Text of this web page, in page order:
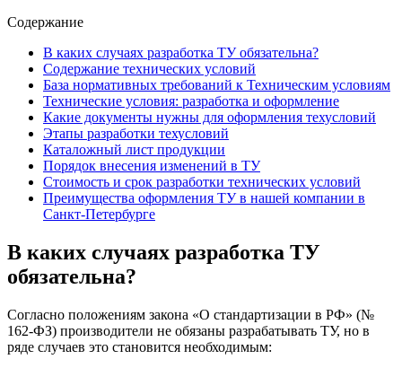
Содержание
В каких случаях разработка ТУ обязательна?
Содержание технических условий
База нормативных требований к Техническим условиям
Технические условия: разработка и оформление
Какие документы нужны для оформления техусловий
Этапы разработки техусловий
Каталожный лист продукции
Порядок внесения изменений в ТУ
Стоимость и срок разработки технических условий
Преимущества оформления ТУ в нашей компании в
Санкт-Петербурге
В каких случаях разработка ТУ
обязательна?
Согласно положениям закона «О стандартизации в РФ» (№
162-ФЗ) производители не обязаны разрабатывать ТУ, но в
ряде случаев это становится необходимым: